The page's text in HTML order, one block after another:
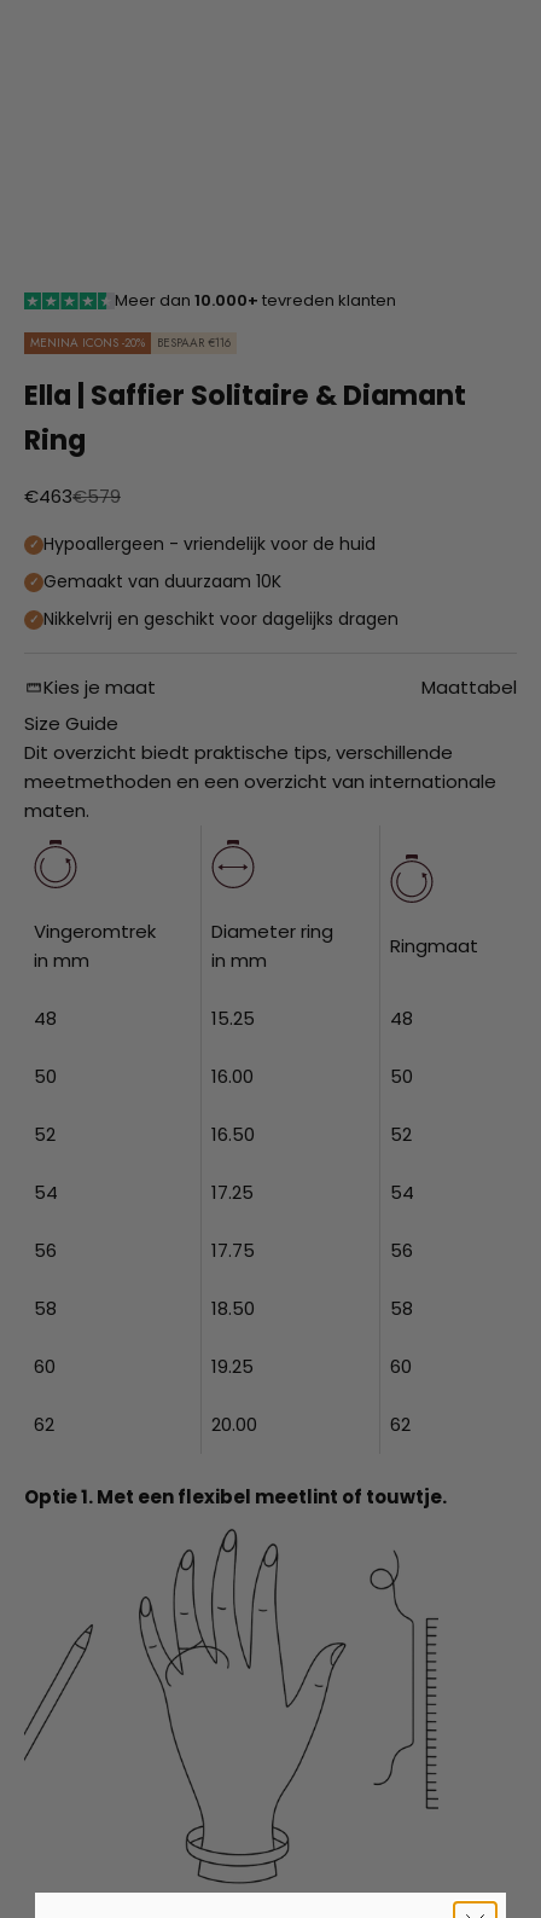
Meer dan 10.000+ tevreden klanten
MENINA ICONS -20% BESPAAR €116
Ella | Saffier Solitaire & Diamant
Ring
Aanbiedingsprijs
€463Normale prijs
€579
Hypoallergeen - vriendelijk voor de huid
Gemaakt van duurzaam 10K
Nikkelvrij en geschikt voor dagelijks dragen
Kies je maat
Maattabel
Size Guide
Dit overzicht biedt praktische tips, verschillende
meetmethoden en een overzicht van internationale
maten.
Vingeromtrek
in mm
Diameter ring
in mm
Ringmaat
48 15.25 48
50 16.00 50
52 16.50 52
54 17.25 54
56 17.75 56
58 18.50 58
60 19.25 60
62 20.00 62
Optie 1. Met een flexibel meetlint of touwtje.